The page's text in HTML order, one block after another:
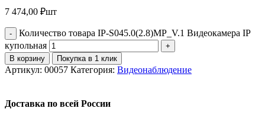
7 474,00 ₽шт
Количество товара IP-S045.0(2.8)MP_V.1 Видеокамера IP
купольная
В корзину Покупка в 1 клик
Артикул: 00057 Категория: Видеонаблюдение
Доставка по всей России